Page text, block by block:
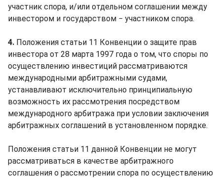
участник спора, и/или отдельном соглашении между
инвестором и государством − участником спора.
4. Положения статьи 11 Конвенции о защите прав
инвестора от 28 марта 1997 года о том, что споры по
осуществлению инвестиций рассматриваются
международными арбитражными судами,
устанавливают исключительно принципиальную
возможность их рассмотрения посредством
международного арбитража при условии заключения
арбитражных соглашений в установленном порядке.
Положения статьи 11 данной Конвенции не могут
рассматриваться в качестве арбитражного
соглашения о рассмотрении спора по осуществлению